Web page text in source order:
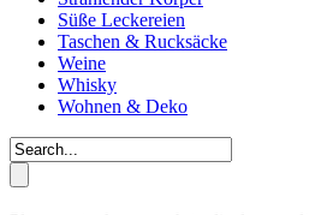
Süße Leckereien
Taschen & Rucksäcke
Weine
Whisky
Wohnen & Deko